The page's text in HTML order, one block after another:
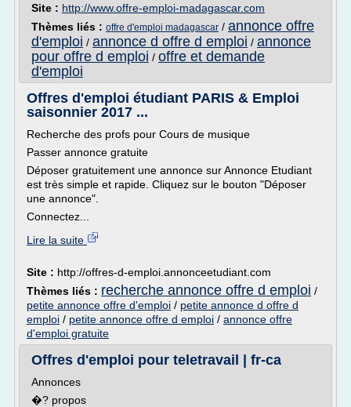
Site : http://www.offre-emploi-madagascar.com
Thèmes liés : offre d'emploi madagascar / annonce offre
d'emploi / annonce d offre d emploi / annonce
pour offre d emploi / offre et demande
d'emploi
Offres d'emploi étudiant PARIS & Emploi
saisonnier 2017 ...
Recherche des profs pour Cours de musique
Passer annonce gratuite
Déposer gratuitement une annonce sur Annonce Etudiant
est très simple et rapide. Cliquez sur le bouton "Déposer
une annonce".
Connectez...
Lire la suite
Site : http://offres-d-emploi.annonceetudiant.com
Thèmes liés : recherche annonce offre d emploi /
petite annonce offre d'emploi / petite annonce d offre d
emploi / petite annonce offre d emploi / annonce offre
d'emploi gratuite
Offres d'emploi pour teletravail | fr-ca
Annonces
�? propos